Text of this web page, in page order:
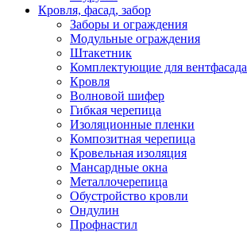
Кровля, фасад, забор
Заборы и ограждения
Модульные ограждения
Штакетник
Комплектующие для вентфасада
Кровля
Волновой шифер
Гибкая черепица
Изоляционные пленки
Композитная черепица
Кровельная изоляция
Мансардные окна
Металлочерепица
Обустройство кровли
Ондулин
Профнастил